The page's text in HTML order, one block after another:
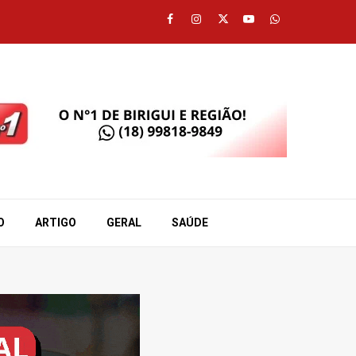
Facebook
Instagram
TwitterYoutubeWhatsapp
ARTIGO GERAL SAÚDE